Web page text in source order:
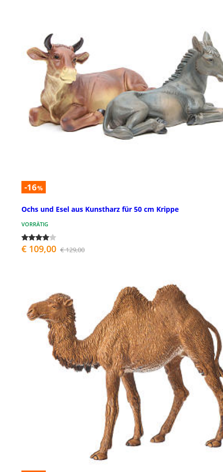
-16%
Ochs und Esel aus Kunstharz für 50 cm Krippe
VORRÄTIG
€ 109,00 € 129,00